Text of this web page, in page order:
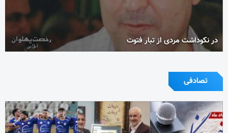
در نکوداشت مردی از تبار فتوت
تصادفی